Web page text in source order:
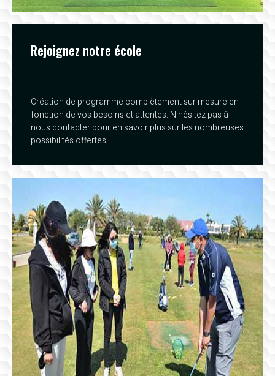
Rejoignez notre école
Création de programme complètement sur mesure en
fonction de vos besoins et attentes. N'hésitez pas à
nous contacter pour en savoir plus sur les nombreuses
possibilités offertes.